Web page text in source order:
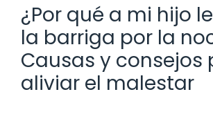
¿Por qué a mi hijo
la barriga por la
Causas y consejos
aliviar el malestar